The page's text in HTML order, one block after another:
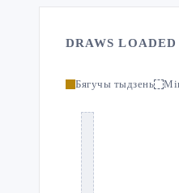
DRAWS
Бягучы тыдзень